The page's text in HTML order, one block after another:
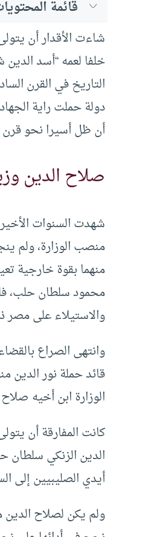
قائمة
خلفا لعمه “أسد
التاريخ في القرن
دولة حملت راية
أن ظل أسيرا نحو قرن
صلاح الدين
شهدت السنوات
منصب الوزارة، ولم
منهما بقوة خارجية
محمود سلطان حلب،
والاستيلاء على مصر
قائد حملة نور الدين
الوزارة ابن أخيه
كانت المفارقة أن
الدين الزنكي سلطان
أيدي الصليبيين إلى
ولم يكن لصلاح الدين